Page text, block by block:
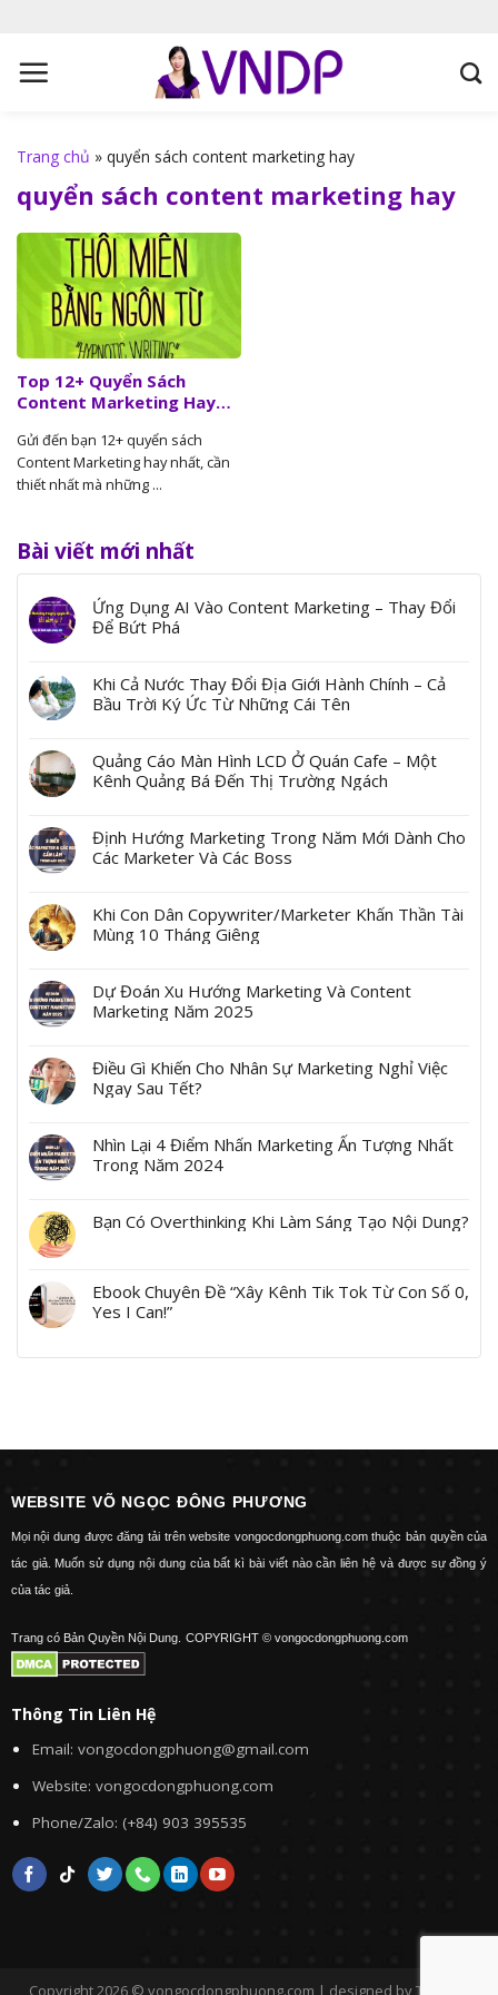
Trang chủ » quyển sách content marketing hay
quyển sách content marketing hay
Top 12+ Quyển Sách
Content Marketing Hay
Gửi đến bạn 12+ quyển sách
Content Marketing hay nhất, cần
thiết nhất mà những ...
Bài viết mới nhất
Ứng Dụng AI Vào Content Marketing – Thay Đổi
Để Bứt Phá
Khi Cả Nước Thay Đổi Địa Giới Hành Chính – Cả
Bầu Trời Ký Ức Từ Những Cái Tên
Quảng Cáo Màn Hình LCD Ở Quán Cafe – Một
Kênh Quảng Bá Đến Thị Trường Ngách
Định Hướng Marketing Trong Năm Mới Dành Cho
Các Marketer Và Các Boss
Khi Con Dân Copywriter/Marketer Khấn Thần Tài
Mùng 10 Tháng Giêng
Dự Đoán Xu Hướng Marketing Và Content
Marketing Năm 2025
Điều Gì Khiến Cho Nhân Sự Marketing Nghỉ Việc
Ngay Sau Tết?
Nhìn Lại 4 Điểm Nhấn Marketing Ấn Tượng Nhất
Trong Năm 2024
Bạn Có Overthinking Khi Làm Sáng Tạo Nội Dung?
Ebook Chuyên Đề “Xây Kênh Tik Tok Từ Con Số 0,
Yes I Can!”
WEBSITE VÕ NGỌC ĐÔNG PHƯƠNG
Mọi nội dung được đăng tải trên website vongocdongphuong.com thuộc bản quyền của
tác giả. Muốn sử dụng nội dung của bất kì bài viết nào cần liên hệ và được sự đồng ý
của tác giả.
Trang có Bản Quyền Nội Dung. COPYRIGHT © vongocdongphuong.com
Thông Tin Liên Hệ
Email: vongocdongphuong@gmail.com
Website: vongocdongphuong.com
Phone/Zalo: (+84) 903 395535
Copyright 2026 © vongocdongphuong.com | designed by Tini&Me